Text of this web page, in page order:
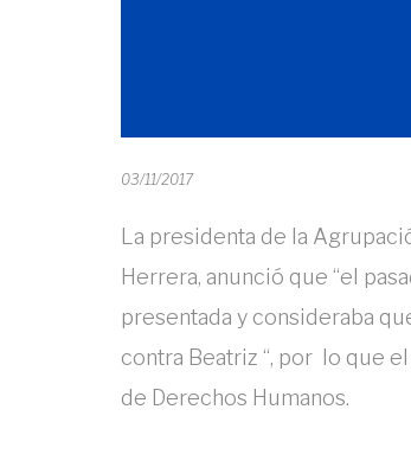
03/11/2017
La presidenta de la
Herrera, anunció que “el
presentada y consideraba
contra Beatriz “, por lo que
de Derechos Humanos.